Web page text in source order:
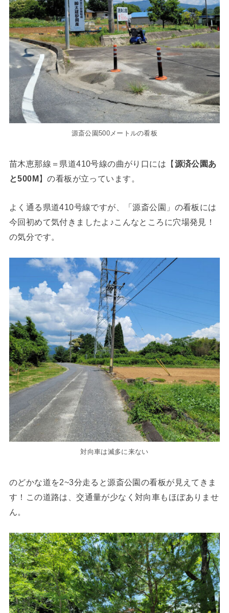
源斎公園500メートルの看板
苗木恵那線＝県道410号線の曲がり口には【源済公園あ
と500M】の看板が立っています。
よく通る県道410号線ですが、「源斎公園」の看板には
今回初めて気付きましたよ♪こんなところに穴場発見！
の気分です。
対向車は滅多に来ない
のどかな道を2~3分走ると源斎公園の看板が見えてきま
す！この道路は、交通量が少なく対向車もほぼありませ
ん。